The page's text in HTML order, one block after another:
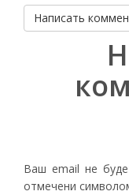
Написать
Ваш email не
отмечени